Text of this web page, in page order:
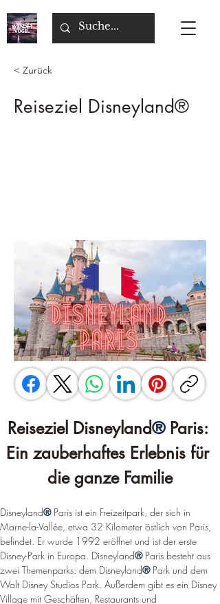
< Zurück
Reiseziel Disneyland®
Reiseziel Disneyland® Paris:
Ein zauberhaftes Erlebnis für
die ganze Familie
Disneyland® Paris ist ein Freizeitpark, der sich in
Marne-la-Vallée, etwa 32 Kilometer östlich von Paris,
befindet. Er wurde 1992 eröffnet und ist der erste
Disney-Park in Europa. Disneyland® Paris besteht aus
zwei Themenparks: dem Disneyland® Park und dem
Walt Disney Studios Park. Außerdem gibt es ein Disney
Village mit Geschäften, Restaurants und